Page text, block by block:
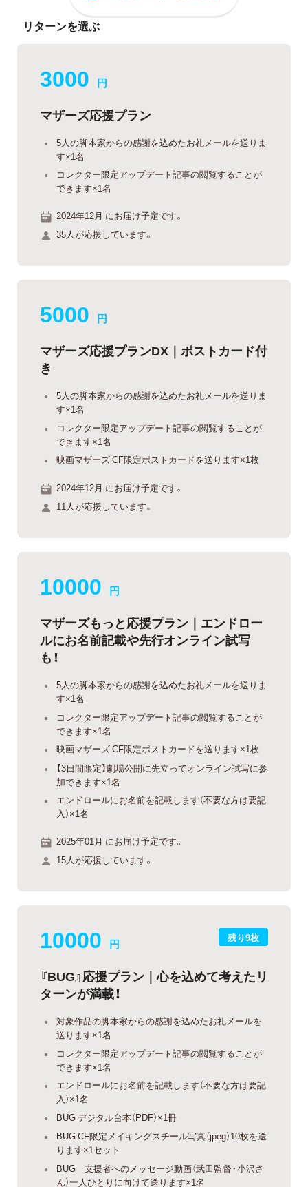
リターンを選ぶ
3000 円
マザーズ応援プラン
5人の脚本家からの感謝を込めたお礼メールを送りま
す×1名
コレクター限定アップデート記事の閲覧することが
できます×1名
2024年12月 にお届け予定です。
35人が応援しています。
5000 円
マザーズ応援プランDX｜ポストカード付
き
5人の脚本家からの感謝を込めたお礼メールを送りま
す×1名
コレクター限定アップデート記事の閲覧することが
できます×1名
映画マザーズ CF限定ポストカードを送ります×1枚
2024年12月 にお届け予定です。
11人が応援しています。
10000 円
マザーズもっと応援プラン｜エンドロー
ルにお名前記載や先行オンライン試写
も！
5人の脚本家からの感謝を込めたお礼メールを送りま
す×1名
コレクター限定アップデート記事の閲覧することが
できます×1名
映画マザーズ CF限定ポストカードを送ります×1枚
【3日間限定】劇場公開に先立ってオンライン試写に参
加できます×1名
エンドロールにお名前を記載します（不要な方は要記
入）×1名
2025年01月 にお届け予定です。
15人が応援しています。
残り9枚
10000 円
『BUG』応援プラン｜心を込めて考えたリ
ターンが満載！
対象作品の脚本家からの感謝を込めたお礼メールを
送ります×1名
コレクター限定アップデート記事の閲覧することが
できます×1名
エンドロールにお名前を記載します（不要な方は要記
入）×1名
BUG デジタル台本（PDF）×1冊
BUG CF限定メイキングスチール写真（jpeg）10枚を送
ります×1セット
BUG 支援者へのメッセージ動画（武田監督・小沢さ
ん）一人ひとりに向けて送ります×1名